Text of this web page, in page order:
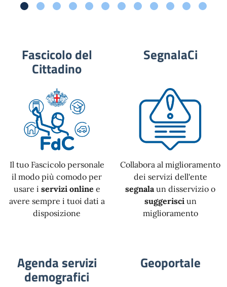
Fascicolo del
Cittadino
Il tuo Fascicolo personale
il modo più comodo per
usare i servizi online e
avere sempre i tuoi dati a
disposizione
SegnalaCi
Collabora al miglioramento
dei servizi dell'ente
segnala un disservizio o
suggerisciun
miglioramento
Agenda servizi
demografici
Geoportale